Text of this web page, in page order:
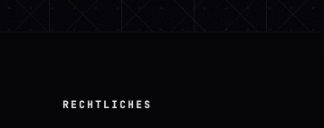
RECHTLICHES